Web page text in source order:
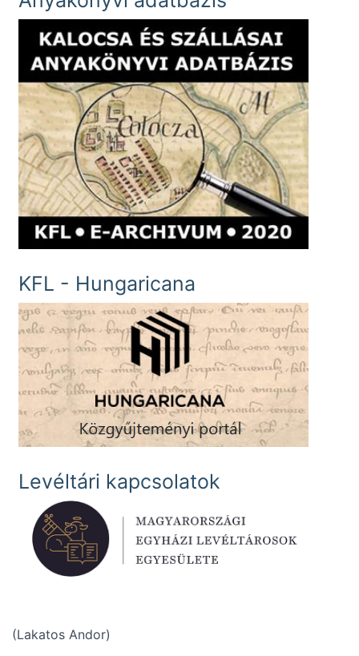
KFL - Hungaricana
Levéltári kapcsolatok
(Lakatos Andor)